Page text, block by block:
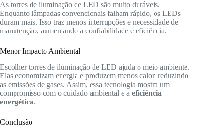
As torres de iluminação de LED são muito duráveis.
Enquanto lâmpadas convencionais falham rápido, os LEDs
duram mais. Isso traz menos interrupções e necessidade de
manutenção, aumentando a confiabilidade e eficiência.
Menor Impacto Ambiental
Escolher torres de iluminação de LED ajuda o meio ambiente.
Elas economizam energia e produzem menos calor, reduzindo
as emissões de gases. Assim, essa tecnologia mostra um
compromisso com o cuidado ambiental e a eficiência
energética.
Conclusão